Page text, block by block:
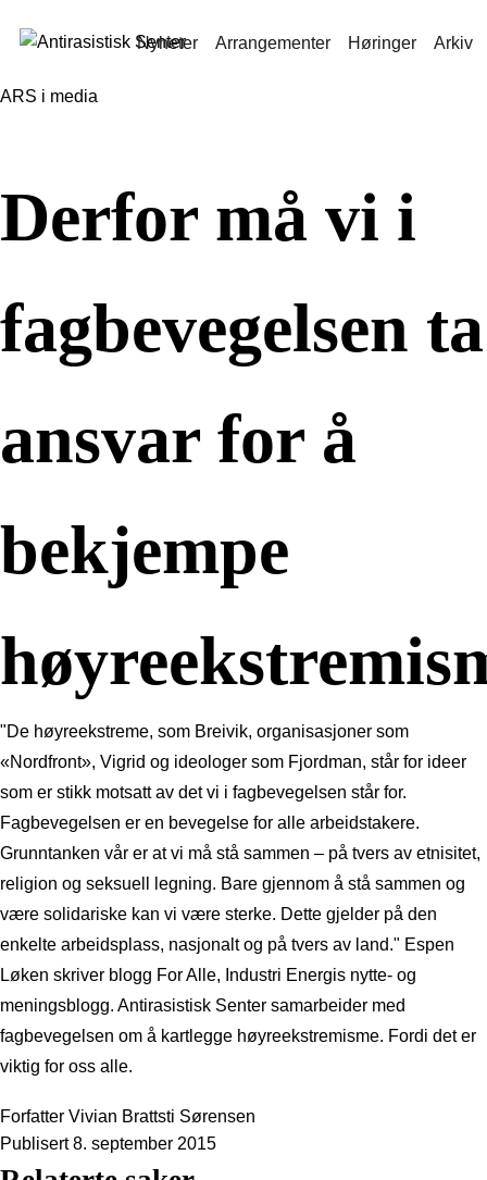
Nyheter Arrangementer Høringer Arkiv
ARS i media
Derfor må vi i
fagbevegelsen ta
ansvar for å
bekjempe
"De høyreekstreme, som Breivik, organisasjoner som
«Nordfront», Vigrid og ideologer som Fjordman, står for ideer
som er stikk motsatt av det vi i fagbevegelsen står for.
Fagbevegelsen er en bevegelse for alle arbeidstakere.
Grunntanken vår er at vi må stå sammen – på tvers av etnisitet,
religion og seksuell legning. Bare gjennom å stå sammen og
være solidariske kan vi være sterke. Dette gjelder på den
enkelte arbeidsplass, nasjonalt og på tvers av land." Espen
Løken skriver blogg For Alle, Industri Energis nytte- og
meningsblogg. Antirasistisk Senter samarbeider med
fagbevegelsen om å kartlegge høyreekstremisme. Fordi det er
viktig for oss alle.
Forfatter Vivian Brattsti Sørensen
Publisert 8. september 2015